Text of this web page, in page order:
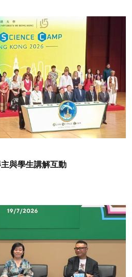
與學生講解互動